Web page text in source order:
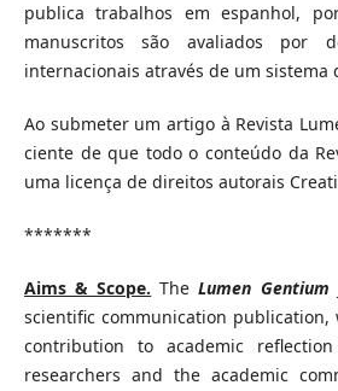
publica trabalhos em espanhol,
manuscritos são avaliados por
internacionais através de um sistema
Ao submeter um artigo à Revista
ciente de que todo o conteúdo da
uma licença de direitos autorais
*******
Aims & Scope. TheLumen Gentium
scientific communication publication,
contribution to academic
researchers and the academic